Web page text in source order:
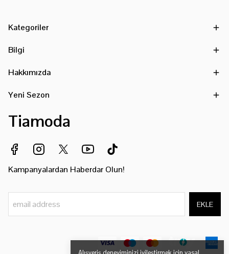
Kategoriler
Bilgi
Hakkımızda
Yeni Sezon
Tiamoda
Kampanyalardan Haberdar Olun!
EKLE